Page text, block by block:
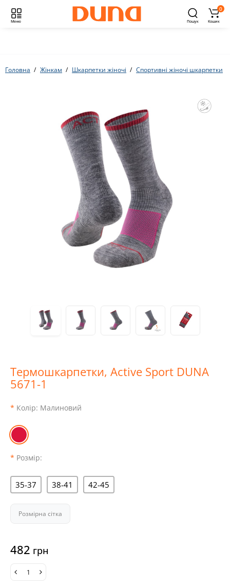
Меню Пошук
0
Кошик
Головна Жінкам Шкарпетки жіночі Спортивні жіночі шкарпетки
Термошкарпетки, Active Sport DUNA
5671-1
Колір: Малиновий
Розмір:
35-37 38-41 42-45
Розмірна сітка
482 грн